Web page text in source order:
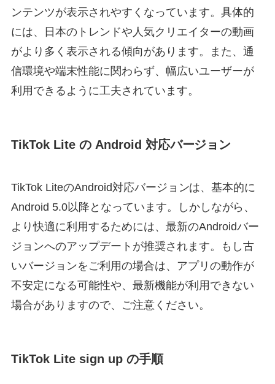
ンテンツが表示されやすくなっています。具体的
には、日本のトレンドや人気クリエイターの動画
がより多く表示される傾向があります。また、通
信環境や端末性能に関わらず、幅広いユーザーが
利用できるように工夫されています。
TikTok Lite の Android 対応バージョン
TikTok LiteのAndroid対応バージョンは、基本的に
Android 5.0以降となっています。しかしながら、
より快適に利用するためには、最新のAndroidバー
ジョンへのアップデートが推奨されます。もし古
いバージョンをご利用の場合は、アプリの動作が
不安定になる可能性や、最新機能が利用できない
場合がありますので、ご注意ください。
TikTok Lite sign up の手順